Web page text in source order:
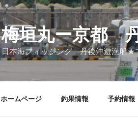
梅垣丸ー京都
日本海フィッシング 丹後沖遊漁船★
ホームページ 釣果情報 予約情報